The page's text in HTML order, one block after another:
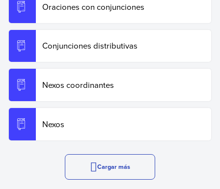
Oraciones con conjunciones
Conjunciones distributivas
Nexos coordinantes
Nexos
Cargar más